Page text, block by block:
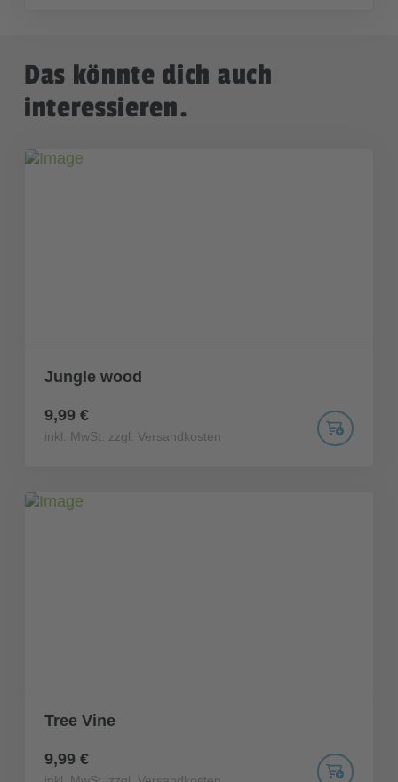
Das könnte dich auch
interessieren.
Jungle wood
9,99 €
inkl. MwSt. zzgl. Versandkosten
Tree Vine
9,99 €